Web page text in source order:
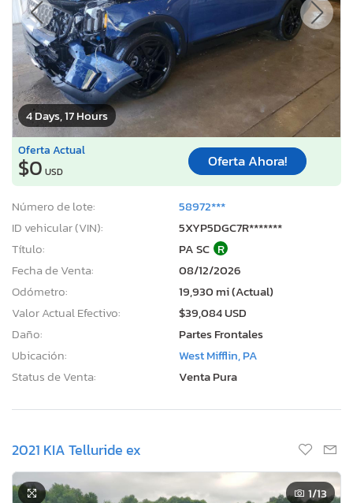
4 Days, 17 Hours
Oferta Actual
$0 USD
Oferta Ahora!
Número de lote:
58972***
ID vehicular (VIN):
5XYP5DGC7R*******
Título:
PA SC R
Fecha de Venta:
08/12/2026
Odómetro:
19,930 mi (Actual)
Valor Actual Efectivo:
$39,084 USD
Daño:
Partes Frontales
Ubicación:
West Mifflin, PA
Status de Venta:
Venta Pura
2021 KIA Telluride ex
1/13